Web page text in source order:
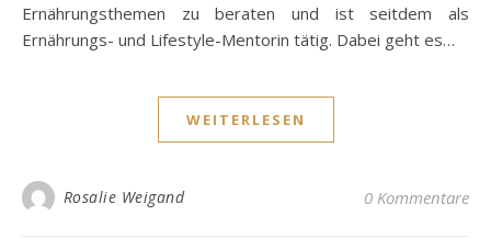
Ernährungsthemen zu beraten und ist seitdem als
Ernährungs- und Lifestyle-Mentorin tätig. Dabei geht es…
WEITERLESEN
Rosalie Weigand 0 Kommentare